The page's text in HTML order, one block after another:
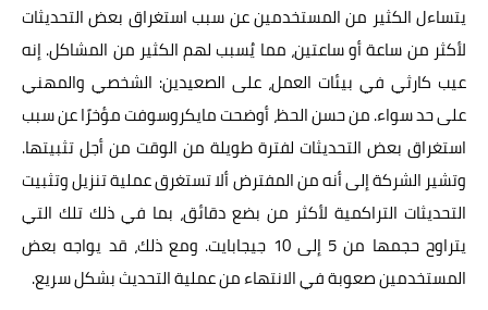
يتساءل الكثير من المستخدمين عن سبب استغراق بعض التحديثات
لأكثر من ساعة أو ساعتين، مما يُسبب لهم الكثير من المشاكل. إنه
عيب كارثي في بيئات العمل، على الصعيدين: الشخصي والمهني
على حد سواء. من حسن الحظ، أوضحت مايكروسوفت مؤخرًا عن سبب
استغراق بعض التحديثات لفترة طويلة من الوقت من أجل تثبيتها.
وتشير الشركة إلى أنه من المفترض ألا تستغرق عملية تنزيل وتثبيت
التحديثات التراكمية لأكثر من بضع دقائق، بما في ذلك تلك التي
يتراوح حجمها من 5 إلى 10 جيجابايت. ومع ذلك، قد يواجه بعض
المستخدمين صعوبة في الانتهاء من عملية التحديث بشكل سريع.